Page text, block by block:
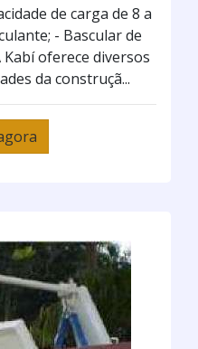
de carga de 8 a
- Bascular de
oferece diversos
da construçã...